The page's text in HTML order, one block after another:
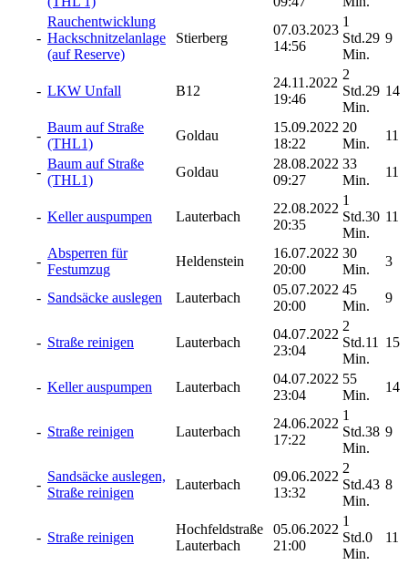
-
Rauchentwicklung
Hackschnitzelanlage
(auf Reserve)
Stierberg
07.03.2023
14:56
1
Std.29
Min.
9
- LKW Unfall B12
24.11.2022
19:46
2
Std.29
Min.
14
-
Baum auf Straße
(THL1)
Goldau
15.09.2022
18:22
20
Min.
11
-
Baum auf Straße
(THL1)
Goldau
28.08.2022
09:27
33
Min.
11
- Keller auspumpen Lauterbach
22.08.2022
20:35
1
Std.30
Min.
11
-
Absperren für
Festumzug
Heldenstein
16.07.2022
20:00
30
Min.
3
- Sandsäcke auslegen Lauterbach
05.07.2022
20:00
45
Min.
9
- Straße reinigen Lauterbach
04.07.2022
23:04
2
Std.11
Min.
15
- Keller auspumpen Lauterbach
04.07.2022
23:04
55
Min.
14
- Straße reinigen Lauterbach
24.06.2022
17:22
1
Std.38
Min.
9
-
Sandsäcke auslegen,
Straße reinigen
Lauterbach
09.06.2022
13:32
2
Std.43
Min.
8
- Straße reinigen
Hochfeldstraße
Lauterbach
05.06.2022
21:00
1
Std.0
Min.
11